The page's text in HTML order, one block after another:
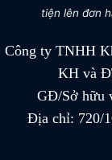
tiện lên đơn
Công ty TNHH
KH và
GĐ/Sở hữu
Địa chỉ: 720/